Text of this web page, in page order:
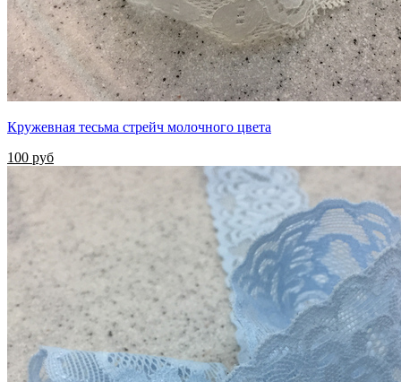
Кружевная тесьма стрейч молочного цвета
100 руб